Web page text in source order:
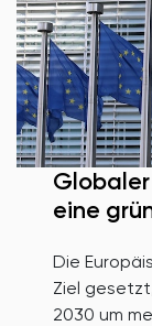
eine
Die
Ziel
2030 um